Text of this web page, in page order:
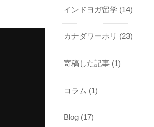
インドヨガ留学 (14)
カナダワーホリ (23)
寄稿した記事 (1)
コラム (1)
Blog (17)